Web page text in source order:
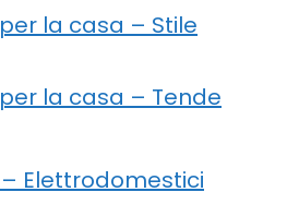
la casa – Stile
la casa – Tende
Elettrodomestici